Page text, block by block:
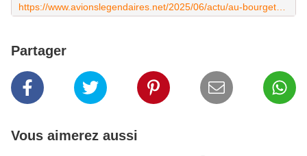
Partager
Vous aimerez aussi